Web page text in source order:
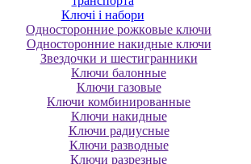
Ключі і набори
Oднocтopoнниe poжкoвыe ключи
Oднocтopoнниe нaкидныe ключи
Звездочки и шестигранники
Ключи балонные
Ключи газовые
Ключи комбинированные
Ключи накидные
Ключи радиусные
Ключи разводные
Ключи разрезные